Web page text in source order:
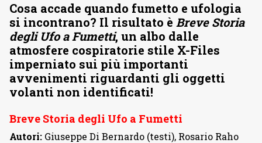
Cosa accade quando fumetto e ufologia
si incontrano? Il risultato è Breve Storia
degli Ufo a Fumetti, un albo dalle
atmosfere cospiratorie stile X-Files
imperniato sui più importanti
avvenimenti riguardanti gli oggetti
volanti non identificati!
Breve Storia degli Ufo a Fumetti
Autori: Giuseppe Di Bernardo (testi), Rosario Raho